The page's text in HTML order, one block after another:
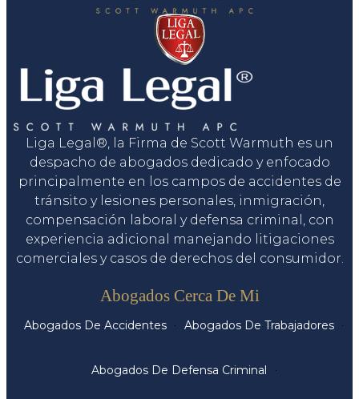
Liga Legal®, la Firma de Scott Warmuth es un
despacho de abogados dedicado y enfocado
principalmente en los campos de accidentes de
tránsito y lesiones personales, inmigración,
compensación laboral y defensa criminal, con
experiencia adicional manejando litigaciones
comerciales y casos de derechos del consumidor.
Abogados Cerca De Mi
Abogados De Accidentes Abogados De Trabajadores
Abogados De Defensa Criminal